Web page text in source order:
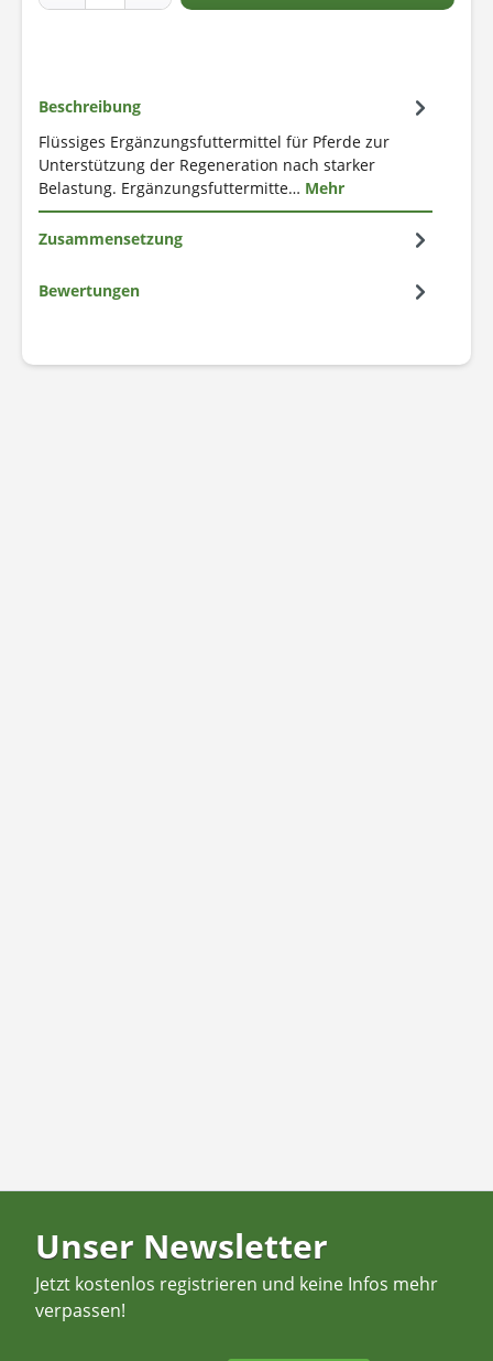
Beschreibung
Flüssiges Ergänzungsfuttermittel für Pferde zur
Unterstützung der Regeneration nach starker
Belastung. Ergänzungsfuttermitte… Mehr
Zusammensetzung
Bewertungen
Unser Newsletter
Jetzt kostenlos registrieren und keine Infos mehr
verpassen!